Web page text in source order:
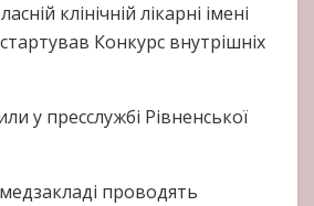
клінічній лікарні імені
Конкурс внутрішніх
у пресслужбі Рівненської
проводять